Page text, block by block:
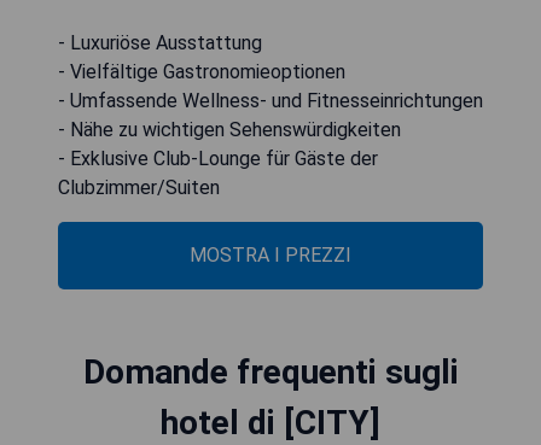
- Luxuriöse Ausstattung
- Vielfältige Gastronomieoptionen
- Umfassende Wellness- und Fitnesseinrichtungen
- Nähe zu wichtigen Sehenswürdigkeiten
- Exklusive Club-Lounge für Gäste der
Clubzimmer/Suiten
MOSTRA I PREZZI
Domande frequenti sugli
hotel di [CITY]